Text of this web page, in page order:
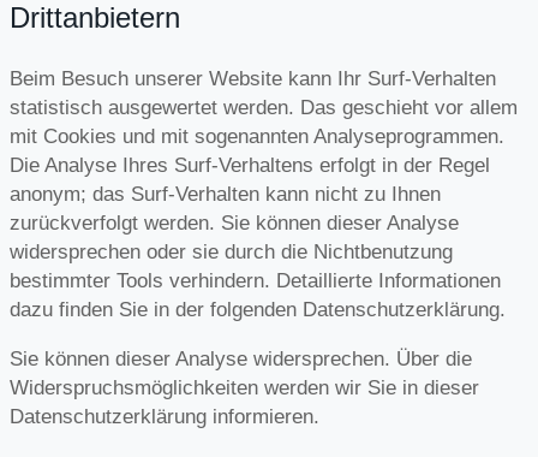
Drittanbietern
Beim Besuch unserer Website kann Ihr Surf-Verhalten
statistisch ausgewertet werden. Das geschieht vor allem
mit Cookies und mit sogenannten Analyseprogrammen.
Die Analyse Ihres Surf-Verhaltens erfolgt in der Regel
anonym; das Surf-Verhalten kann nicht zu Ihnen
zurückverfolgt werden. Sie können dieser Analyse
widersprechen oder sie durch die Nichtbenutzung
bestimmter Tools verhindern. Detaillierte Informationen
dazu finden Sie in der folgenden Datenschutzerklärung.
Sie können dieser Analyse widersprechen. Über die
Widerspruchsmöglichkeiten werden wir Sie in dieser
Datenschutzerklärung informieren.